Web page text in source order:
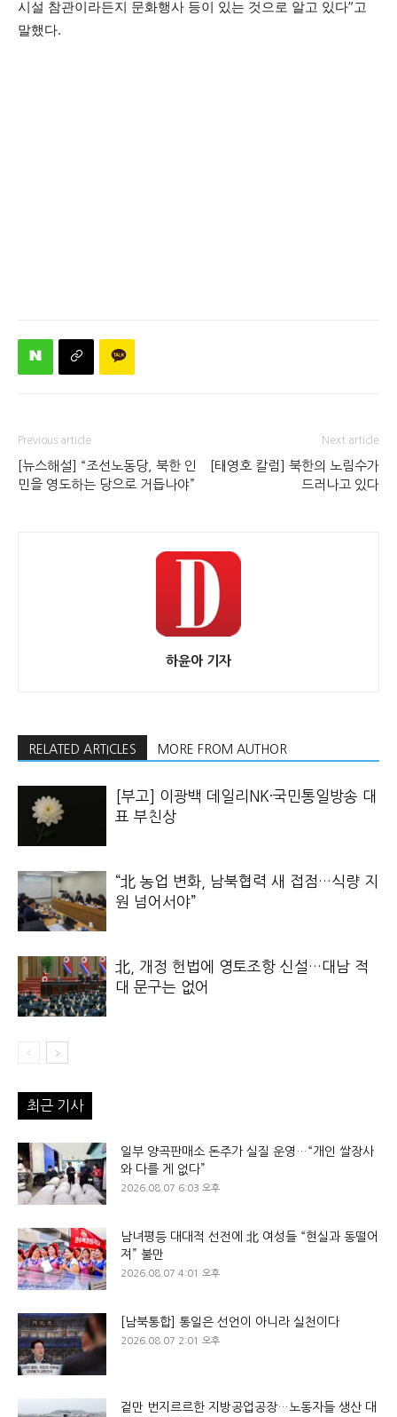
시설 참관이라든지 문화행사 등이 있는 것으로 알고 있다”고
말했다.
Previous article
[뉴스해설] “조선노동당, 북한 인
민을 영도하는 당으로 거듭나야”
Next article
[태영호 칼럼] 북한의 노림수가
드러나고 있다
하윤아 기자
RELATED ARTICLES MORE FROM AUTHOR
[부고] 이광백 데일리NK·국민통일방송 대
표 부친상
“北 농업 변화, 남북협력 새 접점…식량 지
원 넘어서야”
北, 개정 헌법에 영토조항 신설…대남 적
대 문구는 없어
최근 기사
일부 양곡판매소 돈주가 실질 운영…“개인 쌀장사
와 다를 게 없다”
2026.08.07 6:03 오후
남녀평등 대대적 선전에 北 여성들 “현실과 동떨어
져” 불만
2026.08.07 4:01 오후
[남북통합] 통일은 선언이 아니라 실천이다
2026.08.07 2:01 오후
겉만 번지르르한 지방공업공장…노동자들 생산 대